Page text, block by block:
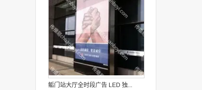
鲘门站大厅全时段广告 LED 独...